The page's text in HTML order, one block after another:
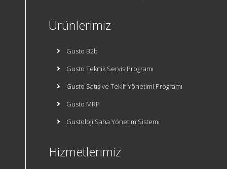
Ürünlerimiz
Gusto B2b
Gusto Teknik Servis Programı
Gusto Satış ve Teklif Yönetimi Programı
Gusto MRP
Gustoloji Saha Yönetim Sistemi
Hizmetlerimiz